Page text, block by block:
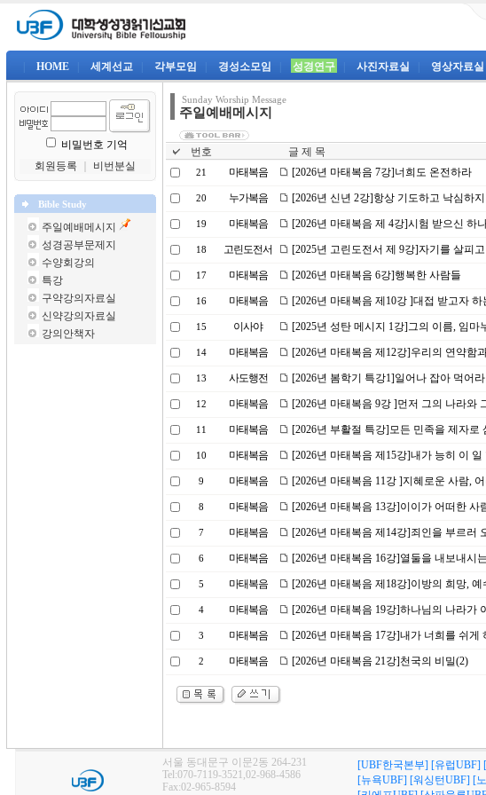
HOME 세계선교 각부모임 경성소모임 성경연구 사진자료실 영상자료실
비밀번호 기억
회원등록
비번분실
Bible Study
주일예배메시지
성경공부문제지
수양회강의
특강
구약강의자료실
신약강의자료실
강의안책자
Sunday Worship Message
주일예배메시지
번호 글 제 목
21 마태복음 [2026년 마태복음 7강]너희도 온전하라
20 누가복음 [2026년 신년 2강]항상 기도하고 낙심하
19 마태복음 [2026년 마태복음 제 4강]시험 받으신 하
18 고린도전서 [2025년 고린도전서 제 9강]자기를 살피
17 마태복음 [2026년 마태복음 6강]행복한 사람들
16 마태복음 [2026년 마태복음 제10강 ]대접 받고자
15 이사야 [2025년 성탄 메시지 1강]그의 이름, 임마
14 마태복음 [2026년 마태복음 제12강]우리의 연약함
13 사도행전 [2026년 봄학기 특강1]일어나 잡아 먹어라
12 마태복음 [2026년 마태복음 9강 ]먼저 그의 나라와
11 마태복음 [2026년 부활절 특강]모든 민족을 제자로
10 마태복음 [2026년 마태복음 제15강]내가 능히 이
9 마태복음 [2026년 마태복음 11강 ]지혜로운 사람,
8 마태복음 [2026년 마태복음 13강]이이가 어떠한 사
7 마태복음 [2026년 마태복음 제14강]죄인을 부르러
6 마태복음 [2026년 마태복음 16강]열둘을 내보내시
5 마태복음 [2026년 마태복음 제18강]이방의 희망, 예
4 마태복음 [2026년 마태복음 19강]하나님의 나라가
3 마태복음 [2026년 마태복음 17강]내가 너희를 쉬게
2 마태복음 [2026년 마태복음 21강]천국의 비밀(2)
서울 동대문구 이문2동 264-231
Tel:070-7119-3521,02-968-4586
Fax:02-965-8594
[UBF한국본부] [유럽UBF]
[뉴욕UBF] [워싱턴UBF] [